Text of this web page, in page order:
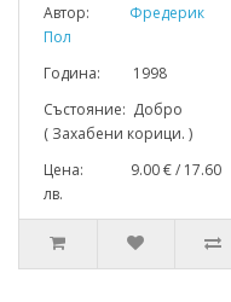
Автор:
Фредерик
Пол
Година: 1998
Състояние: Добро
( Захабени корици. )
Цена: 9.00 € / 17.60
лв.